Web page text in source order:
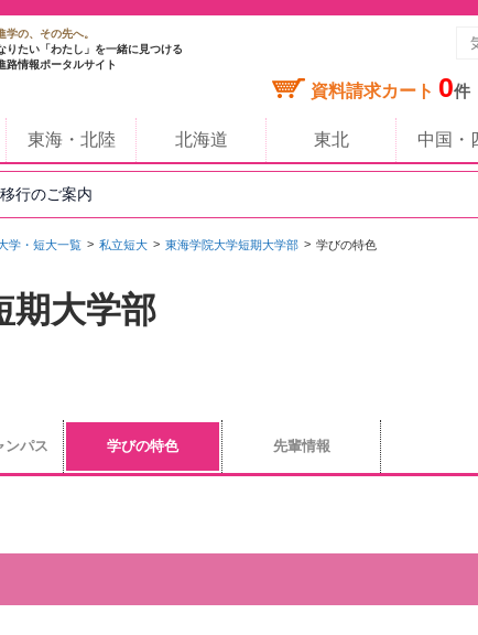
学の、その先へ。
りたい「わたし」を一緒に見つける
路情報ポータルサイト
資料請求カート 0件
東海・北陸 北海道 東北 中国・
行のご案内
学・短大一覧 私立短大 東海学院大学短期大学部 学びの特色
期大学部
ンパス 学びの特色 先輩情報